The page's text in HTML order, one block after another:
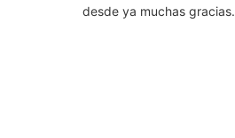
desde ya muchas gracias.